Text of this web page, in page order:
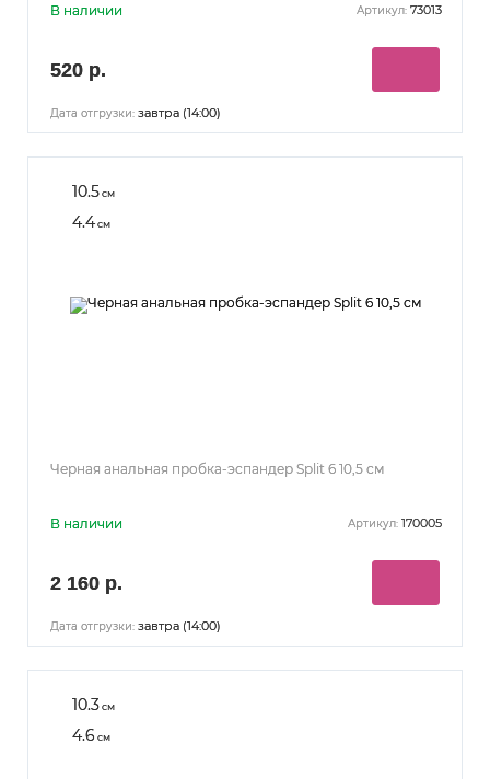
В наличии Артикул: 73013
520 р.
Дата отгрузки: завтра (14:00)
10.5см
4.4см
Черная анальная пробка-эспандер Split 6 10,5 см
В наличии Артикул: 170005
2 160 р.
Дата отгрузки: завтра (14:00)
10.3см
4.6 см